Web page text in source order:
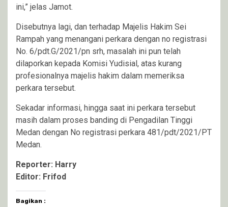
ini,” jelas Jamot.
Disebutnya lagi, dan terhadap Majelis Hakim Sei
Rampah yang menangani perkara dengan no registrasi
No. 6/pdt.G/2021/pn srh, masalah ini pun telah
dilaporkan kepada Komisi Yudisial, atas kurang
profesionalnya majelis hakim dalam memeriksa
perkara tersebut.
Sekadar informasi, hingga saat ini perkara tersebut
masih dalam proses banding di Pengadilan Tinggi
Medan dengan No registrasi perkara 481/pdt/2021/PT
Medan.
Reporter: Harry
Editor: Frifod
Bagikan :